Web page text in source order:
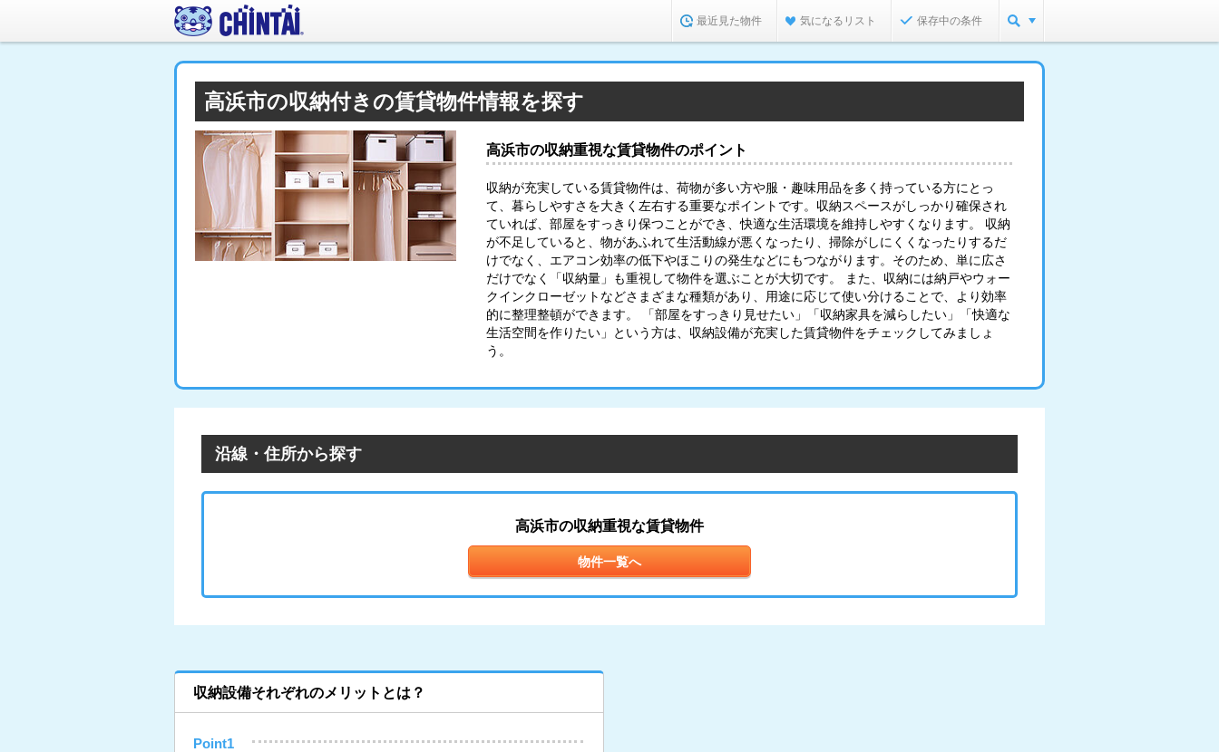
最近見た物件 気になるリスト 保存中の条件
高浜市の収納付きの賃貸物件情報を探す
高浜市の収納重視な賃貸物件のポイント
収納が充実している賃貸物件は、荷物が多い方や服・趣味用品を多く持っている方にとっ
て、暮らしやすさを大きく左右する重要なポイントです。収納スペースがしっかり確保され
ていれば、部屋をすっきり保つことができ、快適な生活環境を維持しやすくなります。 収納
が不足していると、物があふれて生活動線が悪くなったり、掃除がしにくくなったりするだ
けでなく、エアコン効率の低下やほこりの発生などにもつながります。そのため、単に広さ
だけでなく「収納量」も重視して物件を選ぶことが大切です。 また、収納には納戸やウォー
クインクローゼットなどさまざまな種類があり、用途に応じて使い分けることで、より効率
的に整理整頓ができます。 「部屋をすっきり見せたい」「収納家具を減らしたい」「快適な
生活空間を作りたい」という方は、収納設備が充実した賃貸物件をチェックしてみましょ
う。
沿線・住所から探す
高浜市の収納重視な賃貸物件
物件一覧へ
収納設備それぞれのメリットとは？
Point1